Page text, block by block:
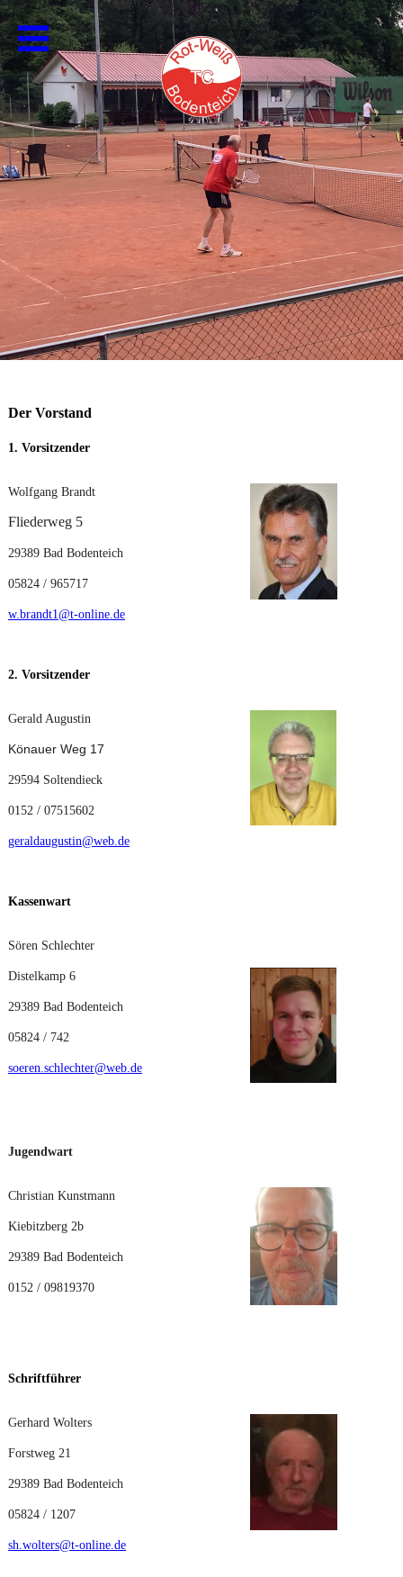
Der Vorstand
1. Vorsitzender
Wolfgang Brandt
Fliederweg 5
29389 Bad Bodenteich
05824 / 965717
w.brandt1@t-online.de
2. Vorsitzender
Gerald Augustin
Könauer Weg 17
29594 Soltendieck
0152 / 07515602
geraldaugustin@web.de
Kassenwart
Sören Schlechter
Distelkamp 6
29389 Bad Bodenteich
05824 / 742
soeren.schlechter@web.de
Jugendwart
Christian Kunstmann
Kiebitzberg 2b
29389 Bad Bodenteich
0152 / 09819370
Schriftführer
Gerhard Wolters
Forstweg 21
29389 Bad Bodenteich
05824 / 1207
sh.wolters@t-online.de